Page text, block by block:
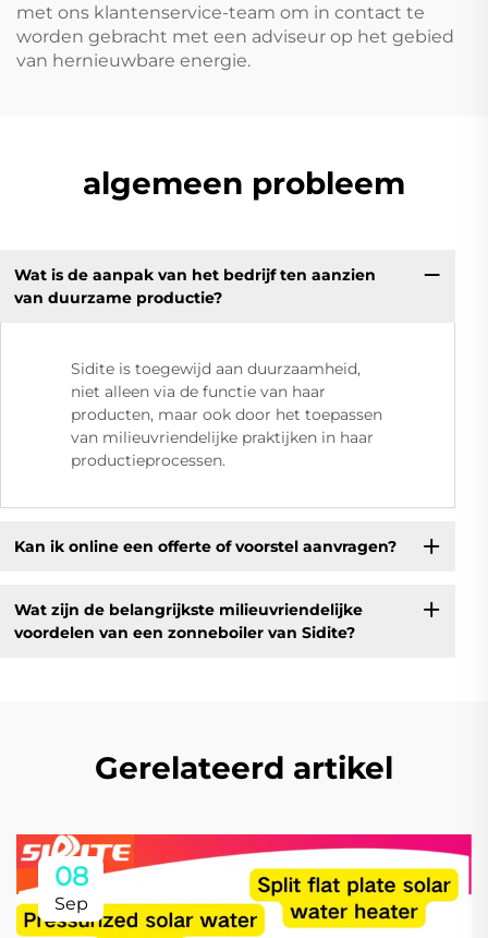
met ons klantenservice-team om in contact te
worden gebracht met een adviseur op het gebied
van hernieuwbare energie.
algemeen probleem
Wat is de aanpak van het bedrijf ten aanzien
van duurzame productie?
Sidite is toegewijd aan duurzaamheid,
niet alleen via de functie van haar
producten, maar ook door het toepassen
van milieuvriendelijke praktijken in haar
productieprocessen.
Kan ik online een offerte of voorstel aanvragen?
Wat zijn de belangrijkste milieuvriendelijke
voordelen van een zonneboiler van Sidite?
Gerelateerd artikel
08
Sep